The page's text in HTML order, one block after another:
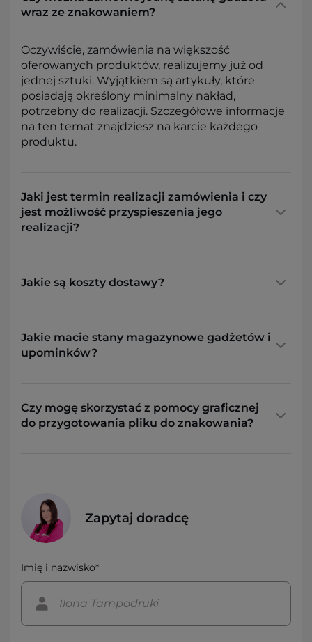
wraz ze znakowaniem?
Oczywiście, zamówienia na większość
oferowanych produktów, realizujemy już od
jednej sztuki. Wyjątkiem są artykuły, które
posiadają określony minimalny nakład,
potrzebny do realizacji. Szczegółowe informacje
na ten temat znajdziesz na karcie każdego
produktu.
Jaki jest termin realizacji zamówienia i czy
jest możliwość przyspieszenia jego
realizacji?
Jakie są koszty dostawy?
Jakie macie stany magazynowe gadżetów i
upominków?
Czy mogę skorzystać z pomocy graficznej
do przygotowania pliku do znakowania?
Zapytaj doradcę
Imię i nazwisko*